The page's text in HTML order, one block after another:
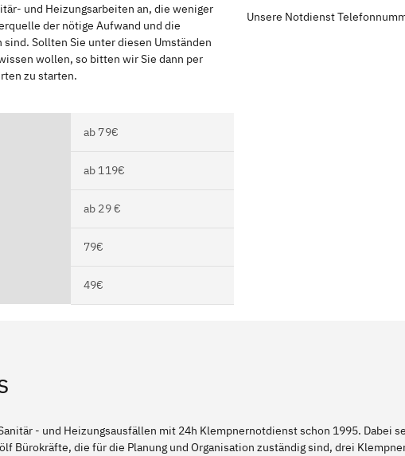
und Heizungsarbeiten an, die weniger
der nötige Aufwand und die
Sollten Sie unter diesen Umständen
wollen, so bitten wir Sie dann per
zu starten.
Unsere Notdienst
ab 79€
ab 119€
ab 29 €
79€
49€
- und Heizungsausfällen mit 24h Klempnernotdienst schon 1995. Dabei
Bürokräfte, die für die Planung und Organisation zuständig sind, drei